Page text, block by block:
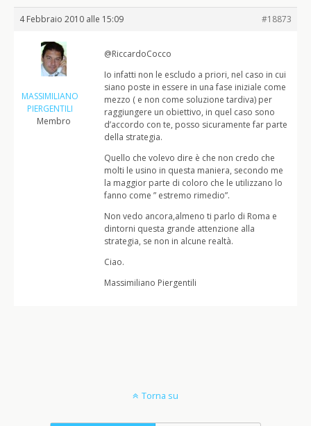
4 Febbraio 2010 alle 15:09 #18873
MASSIMILIANO
PIERGENTILI
Membro
@RiccardoCocco
Io infatti non le escludo a priori, nel caso in cui
siano poste in essere in una fase iniziale come
mezzo ( e non come soluzione tardiva) per
raggiungere un obiettivo, in quel caso sono
d’accordo con te, posso sicuramente far parte
della strategia.
Quello che volevo dire è che non credo che
molti le usino in questa maniera, secondo me
la maggior parte di coloro che le utilizzano lo
fanno come ” estremo rimedio”.
Non vedo ancora,almeno ti parlo di Roma e
dintorni questa grande attenzione alla
strategia, se non in alcune realtà.
Ciao.
Massimiliano Piergentili
Torna su